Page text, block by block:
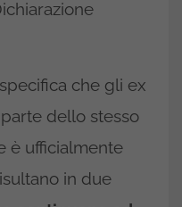
che gli ex
dello stesso
è ufficialmente
in due